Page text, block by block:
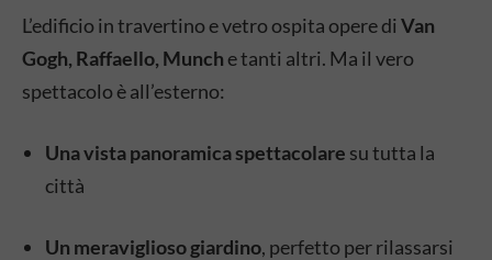
L’edificio in travertino e vetro ospita opere di Van
Gogh, Raffaello, Munch e tanti altri. Ma il vero
spettacolo è all’esterno:
Una vista panoramica spettacolare su tutta la
città
Un meraviglioso giardino, perfetto per rilassarsi